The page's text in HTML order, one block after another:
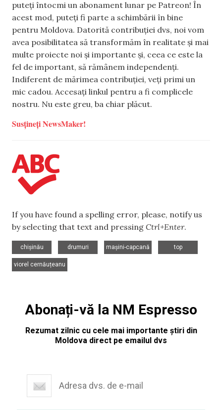
puteți întocmi un abonament lunar pe Patreon! În
acest mod, puteți fi parte a schimbării în bine
pentru Moldova. Datorită contribuției dvs, noi vom
avea posibilitatea să transformăm în realitate și mai
multe proiecte noi și importante și, ceea ce este la
fel de important, să rămânem independenți.
Indiferent de mărimea contribuției, veți primi un
mic cadou. Accesați linkul pentru a fi complicele
nostru. Nu este greu, ba chiar plăcut.
Susțineți NewsMaker!
If you have found a spelling error, please, notify us
by selecting that text and pressing Ctrl+Enter.
chișinău
drumuri
mașini-capcană
top
viorel cernăuțeanu
Abonați-vă la NM Espresso
Rezumat zilnic cu cele mai importante știri din
Moldova direct pe emailul dvs